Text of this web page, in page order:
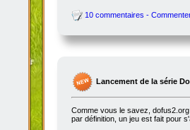
10 commentaires -
Lancement de la série
Comme vous le savez,
par définition, un jeu est fait pour